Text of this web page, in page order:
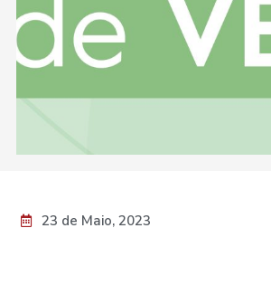
23 de Maio, 2023